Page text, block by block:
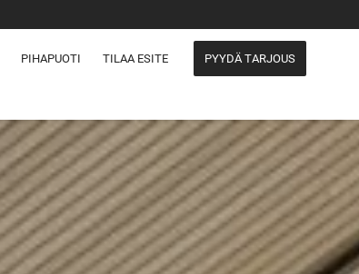
PIHAPUOTI TILAA ESITE PYYDÄ TARJOUS